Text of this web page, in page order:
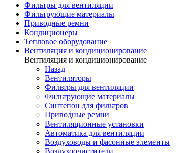
Фильтры для вентиляции
Фильтрующие материалы
Приводные ремни
Кондиционеры
Тепловое оборудование
Вентиляция и кондиционирование
Вентиляция и кондиционирование
Назад
Вентиляторы
Фильтры для вентиляции
Фильтрующие материалы
Синтепон для фильтров
Приводные ремни
Вентиляционные установки
Автоматика для вентиляции
Воздуховоды и фасонные элементы
Воздухоочистители